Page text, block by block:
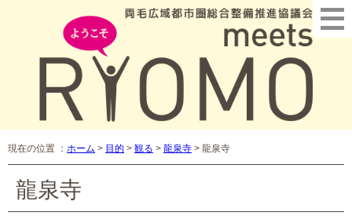
現在の位置 ： ホーム > 目的 > 観る > 龍泉寺 > 龍泉寺
龍泉寺